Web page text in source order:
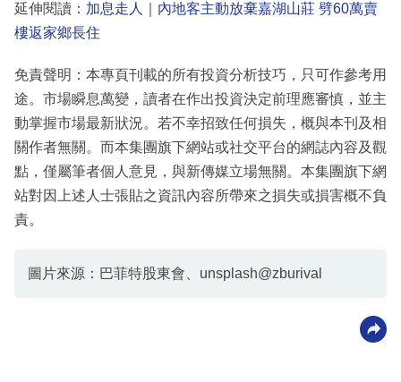
延伸閱讀： 加息走人｜內地客主動放棄嘉湖山莊 劈60萬賣
樓返家鄉長住
免責聲明：本專頁刊載的所有投資分析技巧，只可作參考用
途。市場瞬息萬變，讀者在作出投資決定前理應審慎，並主
動掌握市場最新狀況。若不幸招致任何損失，概與本刊及相
關作者無關。而本集團旗下網站或社交平台的網誌內容及觀
點，僅屬筆者個人意見，與新傳媒立場無關。本集團旗下網
站對因上述人士張貼之資訊內容所帶來之損失或損害概不負
責。
圖片來源：巴菲特股東會、unsplash@zburival